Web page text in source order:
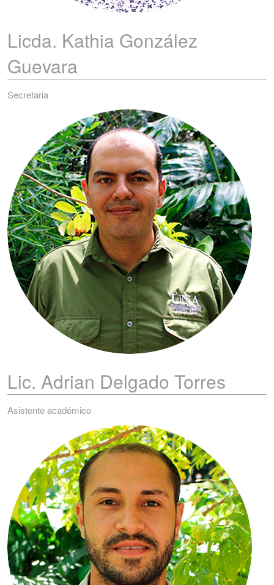
Licda. Kathia González
Guevara
Secretaria
Lic. Adrian Delgado Torres
Asistente académico